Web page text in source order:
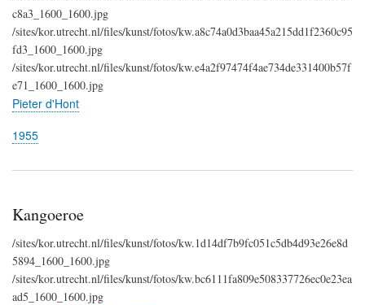
c8a3_1600_1600.jpg
/sites/kor.utrecht.nl/files/kunst/fotos/kw.a8c74a0d3baa45a215dd1f2360c95
fd3_1600_1600.jpg
/sites/kor.utrecht.nl/files/kunst/fotos/kw.e4a2f97474f4ae734de331400b57f
e71_1600_1600.jpg
Pieter d'Hont
1955
Kangoeroe
/sites/kor.utrecht.nl/files/kunst/fotos/kw.1d14df7b9fc051c5db4d93e26e8d
5894_1600_1600.jpg
/sites/kor.utrecht.nl/files/kunst/fotos/kw.bc6111fa809e508337726ec0e23ea
ad5_1600_1600.jpg